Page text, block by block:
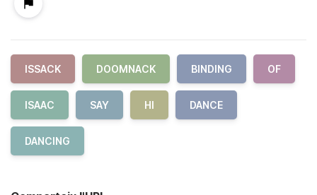
ISSACK DOOMNACK BINDING OF
ISAAC SAY HI DANCE
DANCING